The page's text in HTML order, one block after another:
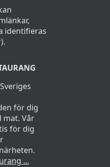
identifieras
för dig
mat. Vår
för dig
...